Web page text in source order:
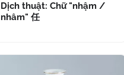
Dịch thuật: Chữ "nhậm /
nhâm" 任